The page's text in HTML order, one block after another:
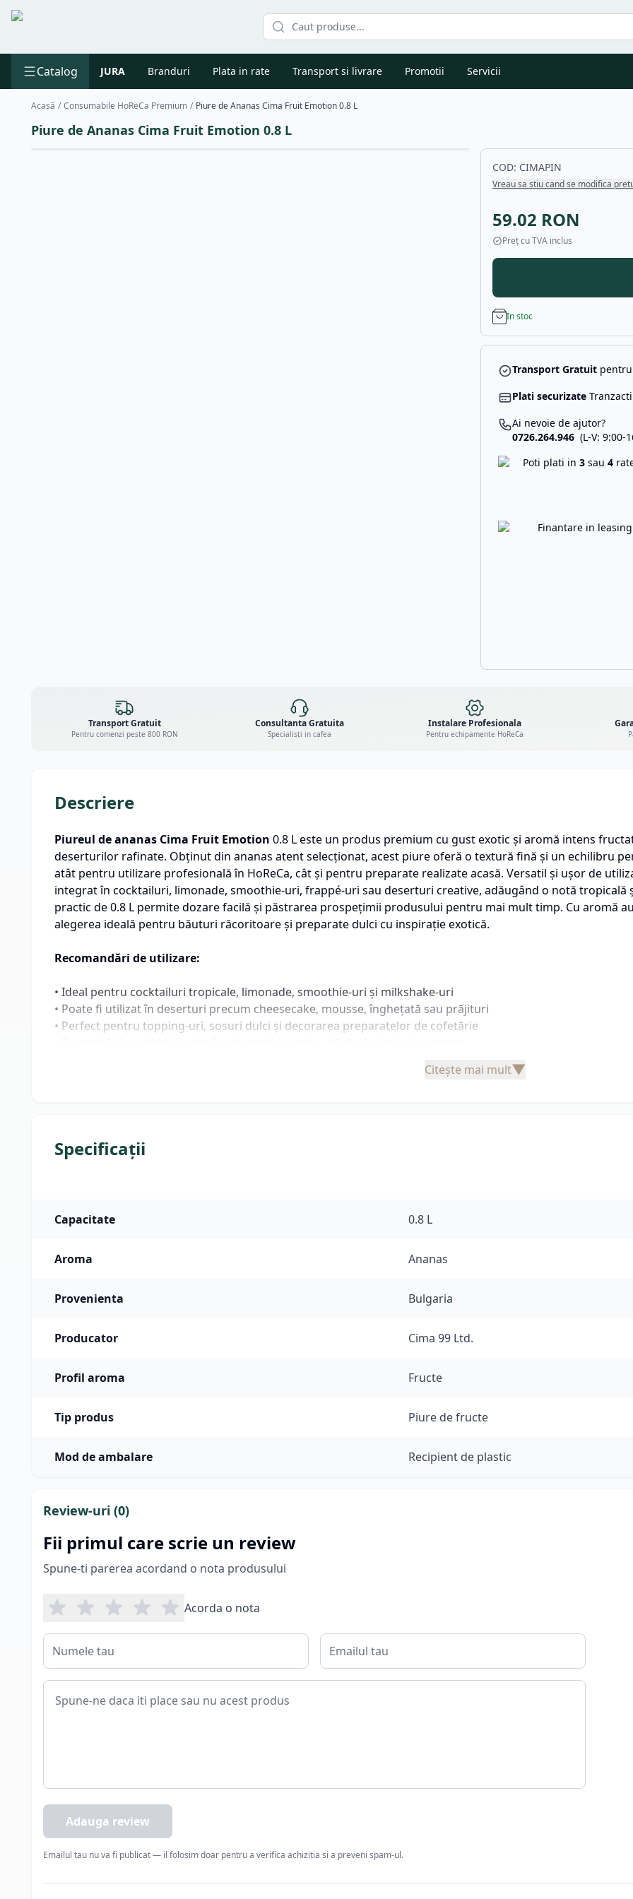
Catalog JURA Branduri Plata in rate Transport si livrare Promotii Servicii
Acasă / Consumabile HoReCa Premium / Piure de Ananas Cima Fruit Emotion 0.8 L
Piure de Ananas Cima Fruit Emotion 0.8 L
COD: CIMAPIN
Vreau sa stiu cand se modifica
59.02 RON
Preț cu TVA inclus
In stoc
Transport Gratuit
Plati securizate
Ai nevoie de ajutor?
0726.264.946 (L-V: 9:00-
Poti plati in 3 sau 4
Finantare in
Transport Gratuit
Pentru comenzi peste 800 RON
Consultanta Gratuita
Specialisti in cafea
Instalare Profesionala
Pentru echipamente HoReCa
Descriere
Piureul de ananas Cima Fruit Emotion 0.8 L este un produs premium cu gust exotic și aromă intens
deserturilor rafinate. Obținut din ananas atent selecționat, acest piure oferă o textură fină și un echilibru
atât pentru utilizare profesională în HoReCa, cât și pentru preparate realizate acasă. Versatil și ușor de
integrat în cocktailuri, limonade, smoothie-uri, frappé-uri sau deserturi creative, adăugând o notă tropicală
practic de 0.8 L permite dozare facilă și păstrarea prospețimii produsului pentru mai mult timp. Cu aromă
alegerea ideală pentru băuturi răcoritoare și preparate dulci cu inspirație exotică.
Recomandări de utilizare:
• Ideal pentru cocktailuri tropicale, limonade, smoothie-uri și milkshake-uri
• Poate fi utilizat în deserturi precum cheesecake, mousse, înghețată sau prăjituri
• Perfect pentru topping-uri, sosuri dulci și decorarea preparatelor de cofetărie
Citește mai mult▼
Specificații
Capacitate 0.8 L
Aroma Ananas
Provenienta Bulgaria
Producator Cima 99 Ltd.
Profil aroma Fructe
Tip produs Piure de fructe
Mod de ambalare Recipient de plastic
Review-uri (0)
Fii primul care scrie un review
Spune-ti parerea acordand o nota produsului
Acorda o nota
Adauga review
Emailul tau nu va fi publicat — il folosim doar pentru a verifica achizitia si a preveni spam-ul.